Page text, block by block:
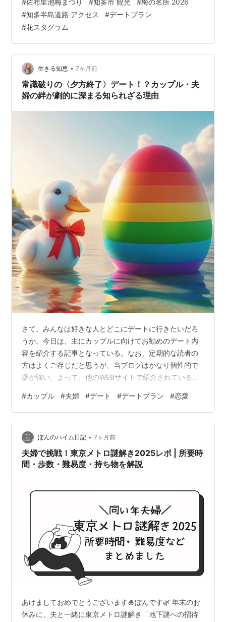
は演出上のフィクションを含みます。実際の提供状況や
開花情報は、必ず記事後半の公式サイトリンクよりご確
認ください。 【ショートストーリー】あつしとかなえの
佐布里池梅林デート 10:00 AM｜名古屋から知多半島へ快
適ドライブ 「かなえ、今日の天気な…
#佐布里池梅まつり #知多市 観光 #梅の名所 2026
#知多半島道路 アクセス #デートプラン
#花スタグラム
生きる知恵 • 7ヶ月前
常識破りの〈夕方終了〉デート！？カップル・夫
婦の絆が劇的に深まる知られざる理由
さて、みんなは好きな人とどこにデートに行きたいだろ
うか。今日は、主にカップルに向けてお勧めのデート内
容を紹介する記事となっている。なお、定期的な読者の
方はよくご存じだと思うが、当ブログはかなり個性的で
癖が強い。よって、他のWEBサイトで紹介されているよ
はない。かなりぶっ飛んだ内容であることはご了承の上
読み進めていただきたい。ぶっ飛んでいる分、思わぬ発
見やヒントになってもらえれば幸いだ。 なお、内容とし
ては、カップルの年齢は何歳でも構わないし、夫婦でも
OKだ。特に結婚を視野に入れたカップルなら、最もお勧
めできる。ただし、付き合い始めのカップルや初…
#カップル #夫婦 #デート #デートプラン #恋愛
ぽんのハイム日記 • 7ヶ月前
夫婦で挑戦！東京メトロ謎解き2025レポ | 所要時
間・歩数・難易度・持ち物を解説
あけましておめでとうございます🎍ぽんです🌿 年末のお
休みに、夫と一緒に東京メトロ謎解き「地下謎への招待